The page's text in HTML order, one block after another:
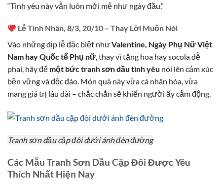
“Tình yêu này vẫn luôn mới mẻ như ngày đầu.”
Lễ Tình Nhân, 8/3, 20/10 – Thay Lời Muốn Nói
Vào những dịp lễ đặc biệt nhưValentine, Ngày Phụ Nữ Việt
Nam hay Quốc tế Phụ nữ, thay vì tặng hoa hay socola dễ
phai, hãy để một bức tranh sơn dầu tình yêu nói lên cảm xúc
bền vững và độc đáo. Món quà này vừa cá nhân hóa, vừa
mang giá trị lâu dài – chắc chắn sẽ khiến người ấy cảm động.
Tranh sơn dầu cặp đôi dưới ánh đèn đường
Các Mẫu Tranh Sơn Dầu Cặp Đôi Được Yêu
Thích Nhất Hiện Nay